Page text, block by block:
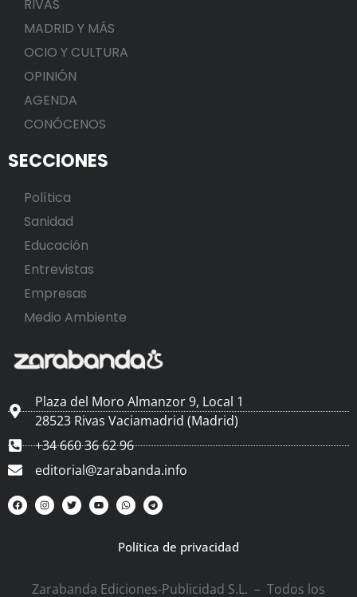
RIVAS
MADRID Y MÁS
OCIO Y CULTURA
OPINIÓN
AGENDA
CONÓCENOS
SECCIONES
Política
Sanidad
Educación
Entrevistas
Empresas
Medio Ambiente
Plaza del Moro Almanzor 9, Local 1
28523 Rivas Vaciamadrid (Madrid)
+34 660 36 62 96
editorial@zarabanda.info
Política de privacidad
Zarabanda Ediciones-Publicidad S.L. – Todos los